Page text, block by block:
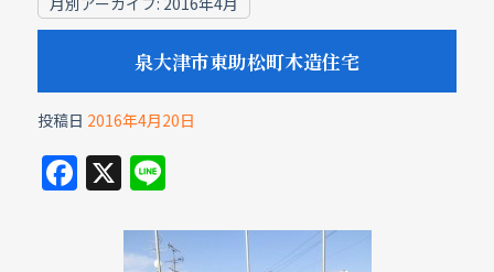
泉大津市東助松町木造住宅
投稿日 2016年4月20日
F X Li
e